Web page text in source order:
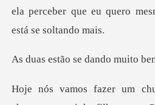
ela perceber que eu quero
dando muito